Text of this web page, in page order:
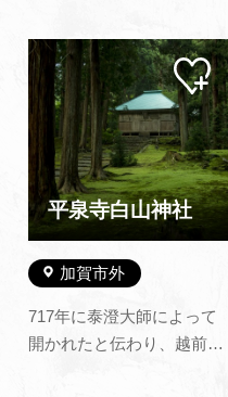
イト等(有料)があり、ご利
用になれます。清流には、
イワナ、ヤマメなどの川魚
が、森の中には、カモシ
カ、たぬき、リスなどの野
生動物の姿を見受けられま
す。緑の文明学会公募の
「森林浴の森…
平泉寺白山神社
加賀市外
717年に泰澄大師によって
開かれたと伝わり、越前に
マイ
ペー
ジに
追加